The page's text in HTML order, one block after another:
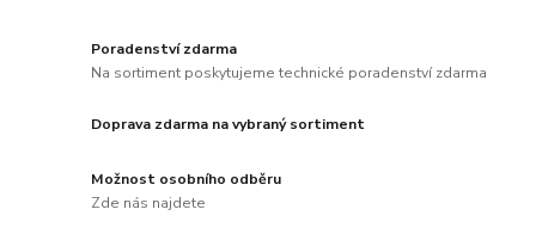
Poradenství zdarma
Na sortiment poskytujeme technické poradenství zdarma
Doprava zdarma na vybraný sortiment
Možnost osobního odběru
Zde nás najdete